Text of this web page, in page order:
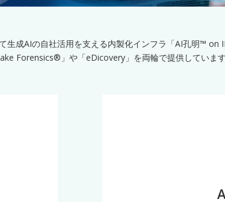
生成AIの自社活用を支える内製化インフラ「AI孔明™ on
Forensics®」や「eDicovery」を両輪で提供しています